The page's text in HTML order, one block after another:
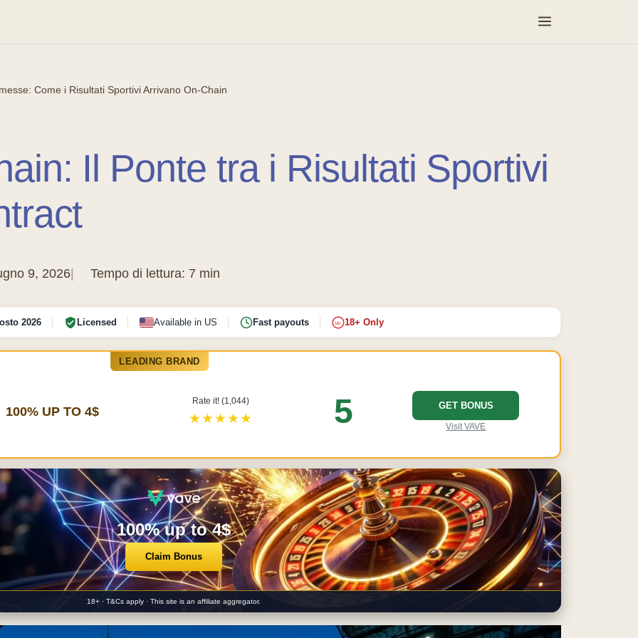
Come i Risultati Sportivi Arrivano On-Chain
Il Ponte tra i Risultati Sportivi
9, 2026 Tempo di lettura: 7 min
2026 Licensed Available in US Fast payouts 18+ 18+ Only
LEADING BRAND
100% UP TO 4$
Rate it! (1,044)
★★★★★ 5 GET BONUS
Visit VAVE
100% up to 4$
Claim Bonus
18+ · T&Cs apply · This site is an affiliate aggregator.